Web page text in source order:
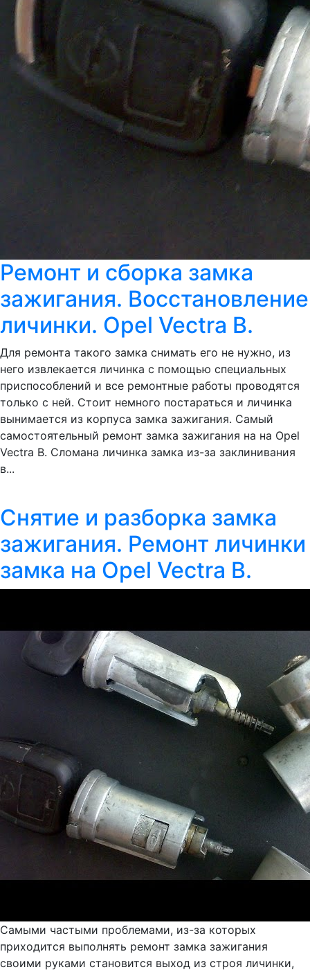
Ремонт и сборка замка
зажигания. Восстановление
личинки. Opel Vectra B.
Для ремонта такого замка снимать его не нужно, из
него извлекается личинка с помощью специальных
приспособлений и все ремонтные работы проводятся
только с ней. Стоит немного постараться и личинка
вынимается из корпуса замка зажигания. Самый
самостоятельный ремонт замка зажигания на на Opel
Vectra B. Сломана личинка замка из-за заклинивания
в...
Снятие и разборка замка
зажигания. Ремонт личинки
замка на Opel Vectra B.
Самыми частыми проблемами, из-за которых
приходится выполнять ремонт замка зажигания
своими руками становится выход из строя личинки,